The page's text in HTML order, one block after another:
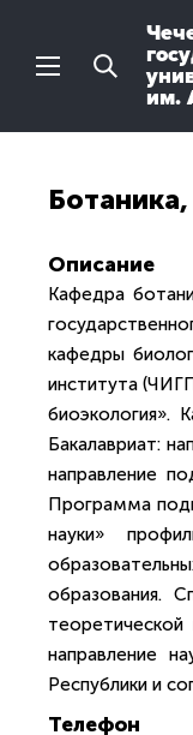
им.
Описание
Кафедра
кафедры
института
биоэкология».
Бакалавриат:
направление
Программа
науки»
образования.
направление
Республики и
Телефон